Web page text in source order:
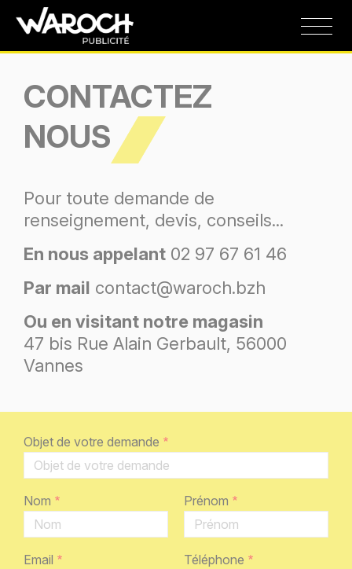
CONTACTEZ
NOUS
Pour toute demande de
renseignement, devis, conseils...
En nous appelant 02 97 67 61 46
Par mail contact@waroch.bzh
Ou en visitant notre magasin
47 bis Rue Alain Gerbault, 56000
Vannes
Objet de votre demande
Nom Prénom
Email Téléphone